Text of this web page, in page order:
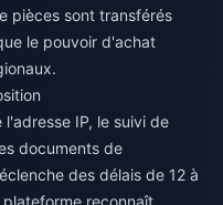
pièces sont transférés
le pouvoir d'achat
IP, le suivi de
documents de
des délais de 12 à
reconnaît